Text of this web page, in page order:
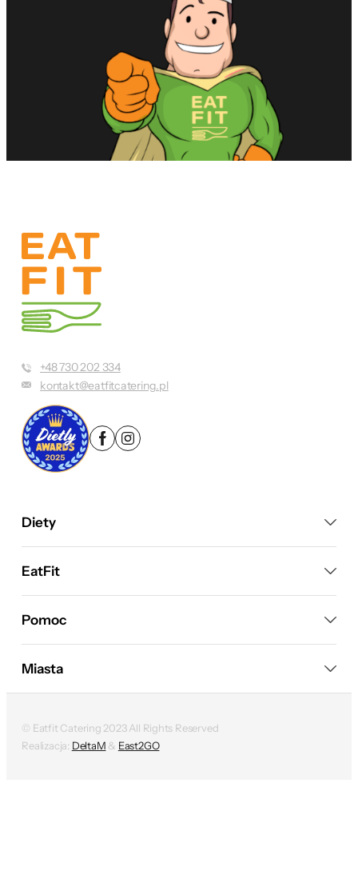
+48 730 202 334
kontakt@eatfitcatering.pl
Diety
EatFit
Pomoc
© Eatfit Catering 2023 All Rights Reserved
Realizacja: DeltaM & East2GO
Miasta